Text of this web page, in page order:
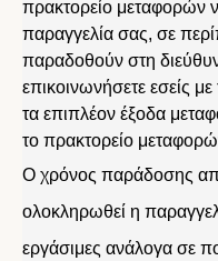
πρακτορείο μεταφορών
παραγγελία σας, σε
παραδοθούν στη
επικοινωνήσετε εσείς
τα επιπλέον έξοδα
το πρακτορείο
Ο χρόνος παράδοσης
ολοκληρωθεί η
εργάσιμες ανάλογα σε